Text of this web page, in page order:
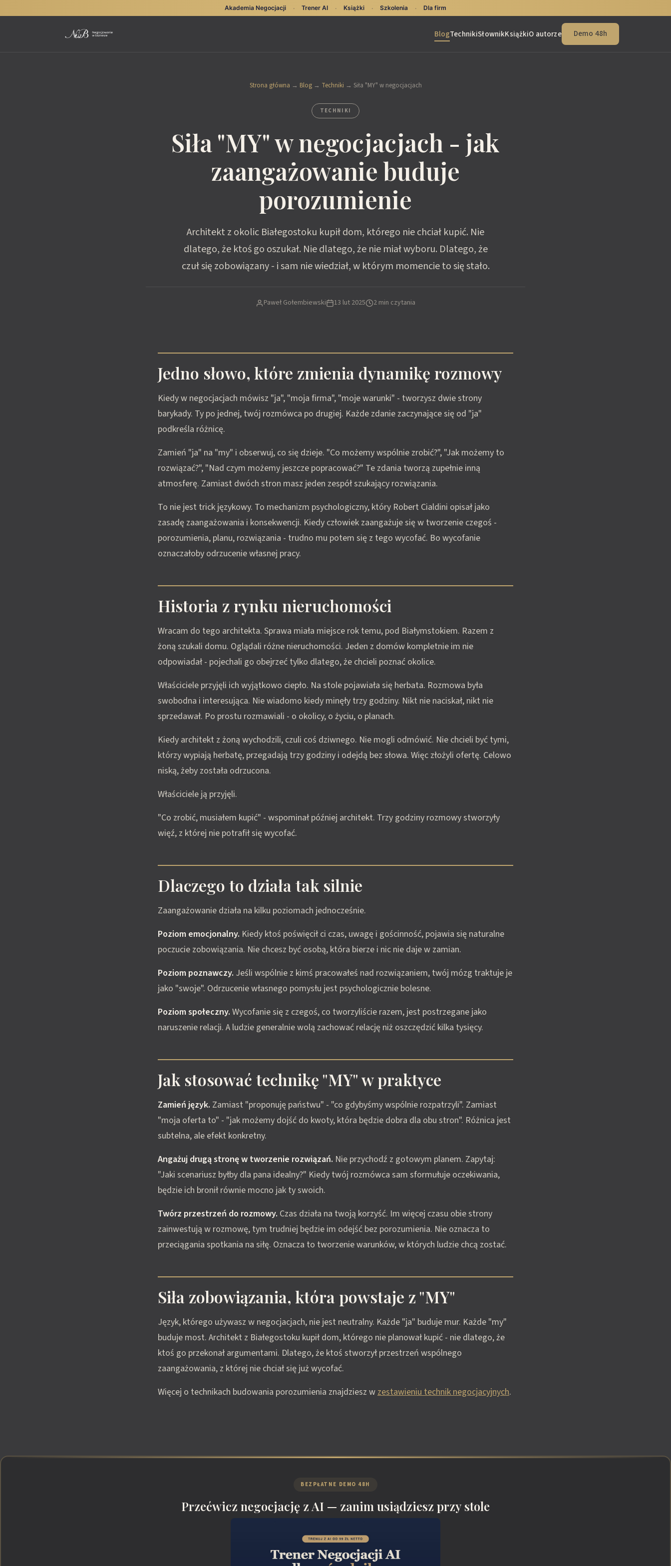
BlogTechnikiSłownikKsiążkiO autorze Demo 48h
Strona główna → Blog→ Techniki → Siła "MY" w negocjacjach
TECHNIKI
Siła "MY" w negocjacjach - jak
zaangażowanie buduje
porozumienie
Architekt z okolic Białegostoku kupił dom, którego nie chciał kupić. Nie
dlatego, że ktoś go oszukał. Nie dlatego, że nie miał wyboru. Dlatego, że
czuł się zobowiązany - i sam nie wiedział, w którym momencie to się stało.
Paweł Gołembiewski 13 lut 2025 2 min czytania
Jedno słowo, które zmienia dynamikę rozmowy
Kiedy w negocjacjach mówisz "ja", "moja firma", "moje warunki" - tworzysz dwie strony
barykady. Ty po jednej, twój rozmówca po drugiej. Każde zdanie zaczynające się od "ja"
podkreśla różnicę.
Zamień "ja" na "my" i obserwuj, co się dzieje. "Co możemy wspólnie zrobić?", "Jak możemy to
rozwiązać?", "Nad czym możemy jeszcze popracować?" Te zdania tworzą zupełnie inną
atmosferę. Zamiast dwóch stron masz jeden zespół szukający rozwiązania.
To nie jest trick językowy. To mechanizm psychologiczny, który Robert Cialdini opisał jako
zasadę zaangażowania i konsekwencji. Kiedy człowiek zaangażuje się w tworzenie czegoś -
porozumienia, planu, rozwiązania - trudno mu potem się z tego wycofać. Bo wycofanie
oznaczałoby odrzucenie własnej pracy.
Historia z rynku nieruchomości
Wracam do tego architekta. Sprawa miała miejsce rok temu, pod Białymstokiem. Razem z
żoną szukali domu. Oglądali różne nieruchomości. Jeden z domów kompletnie im nie
odpowiadał - pojechali go obejrzeć tylko dlatego, że chcieli poznać okolice.
Właściciele przyjęli ich wyjątkowo ciepło. Na stole pojawiała się herbata. Rozmowa była
swobodna i interesująca. Nie wiadomo kiedy minęły trzy godziny. Nikt nie naciskał, nikt nie
sprzedawał. Po prostu rozmawiali - o okolicy, o życiu, o planach.
Kiedy architekt z żoną wychodzili, czuli coś dziwnego. Nie mogli odmówić. Nie chcieli być tymi,
którzy wypiają herbatę, przegadają trzy godziny i odejdą bez słowa. Więc złożyli ofertę. Celowo
niską, żeby została odrzucona.
Właściciele ją przyjęli.
"Co zrobić, musiałem kupić" - wspominał później architekt. Trzy godziny rozmowy stworzyły
więź, z której nie potrafił się wycofać.
Dlaczego to działa tak silnie
Zaangażowanie działa na kilku poziomach jednocześnie.
Poziom emocjonalny. Kiedy ktoś poświęcił ci czas, uwagę i gościnność, pojawia się naturalne
poczucie zobowiązania. Nie chcesz być osobą, która bierze i nic nie daje w zamian.
Poziom poznawczy. Jeśli wspólnie z kimś pracowałeś nad rozwiązaniem, twój mózg traktuje je
jako "swoje". Odrzucenie własnego pomysłu jest psychologicznie bolesne.
Poziom społeczny. Wycofanie się z czegoś, co tworzyliście razem, jest postrzegane jako
naruszenie relacji. A ludzie generalnie wolą zachować relację niż oszczędzić kilka tysięcy.
Jak stosować technikę "MY" w praktyce
Zamień język. Zamiast "proponuję państwu" - "co gdybyśmy wspólnie rozpatrzyli". Zamiast
"moja oferta to" - "jak możemy dojść do kwoty, która będzie dobra dla obu stron". Różnica jest
subtelna, ale efekt konkretny.
Angażuj drugą stronę w tworzenie rozwiązań. Nie przychodź z gotowym planem. Zapytaj:
"Jaki scenariusz byłby dla pana idealny?" Kiedy twój rozmówca sam sformułuje oczekiwania,
będzie ich bronił równie mocno jak ty swoich.
Twórz przestrzeń do rozmowy. Czas działa na twoją korzyść. Im więcej czasu obie strony
zainwestują w rozmowę, tym trudniej będzie im odejść bez porozumienia. Nie oznacza to
przeciągania spotkania na siłę. Oznacza to tworzenie warunków, w których ludzie chcą zostać.
Siła zobowiązania, która powstaje z "MY"
Język, którego używasz w negocjacjach, nie jest neutralny. Każde "ja" buduje mur. Każde "my"
buduje most. Architekt z Białegostoku kupił dom, którego nie planował kupić - nie dlatego, że
ktoś go przekonał argumentami. Dlatego, że ktoś stworzył przestrzeń wspólnego
zaangażowania, z której nie chciał się już wycofać.
Więcej o technikach budowania porozumienia znajdziesz wzestawieniu technik negocjacyjnych.
BEZPŁATNE DEMO 48H
Przećwicz negocjację z AI — zanim usiądziesz przy stole
Akademia Negocjacji · Trener AI · Książki · Szkolenia · Dla firm